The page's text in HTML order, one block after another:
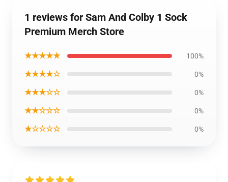
1 reviews for Sam And Colby 1 Sock
Premium Merch Store
★★★★★ 100%
★★★★☆ 0%
★★★☆☆ 0%
★★☆☆☆ 0%
★☆☆☆☆ 0%